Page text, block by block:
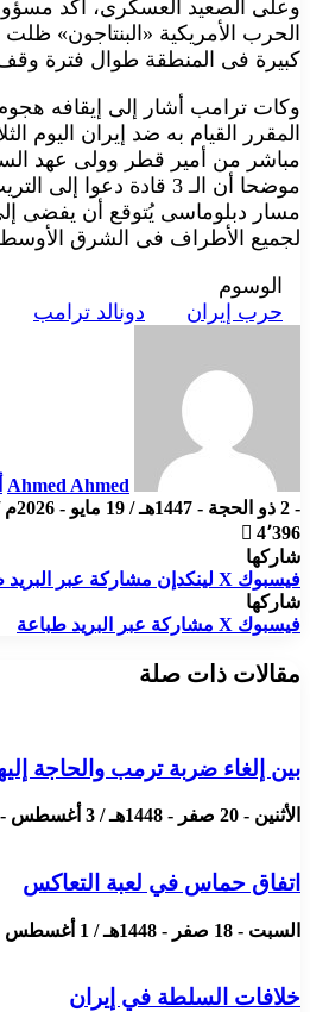
وعلى الصعيد العسكرى، أكد
الحرب الأمريكية «البنتاجون»
كبيرة فى المنطقة طوال فترة وقف
وكات ترامب أشار إلى إيقافه
المقرر القيام به ضد إيران اليوم
مباشر من أمير قطر وولى عهد
موضحا أن الـ 3 قادة دعوا
مسار دبلوماسى يُتوقع أن يفضى
لجميع الأطراف فى الشرق
الوسوم
حرب إيران
دونالد ترامب
Ahmed Ahmed
- 2 ذو الحجة - 1447هـ / 19 مايو - 2026م / 5:28 صباحًا
4٬396
شاركها
فيسبوك X لينكدإن مشاركة عبر البريد
شاركها
فيسبوك X مشاركة عبر البريد طباعة
مقالات ذات صلة
بين إلغاء ضربة ترمب والحاجة
الأثنين - 20 صفر - 1448هـ / 3 أغسطس - 2026م / 5:15 صباحًا
اتفاق حماس في لعبة التعاكس
السبت - 18 صفر - 1448هـ / 1 أغسطس - 2026م / 5:07 صباحًا
خلافات السلطة في إيران